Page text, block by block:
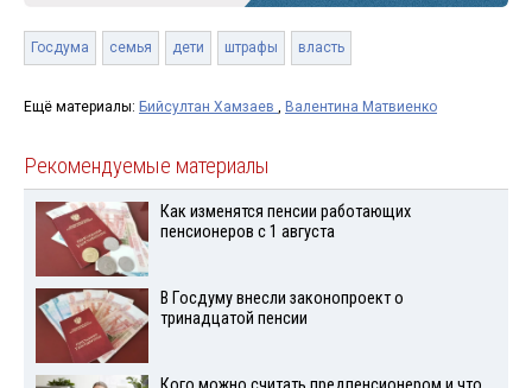
Госдума семья дети штрафы власть
Ещё материалы: Бийсултан Хамзаев , Валентина Матвиенко
Рекомендуемые материалы
Как изменятся пенсии работающих
пенсионеров с 1 августа
В Госдуму внесли законопроект о
тринадцатой пенсии